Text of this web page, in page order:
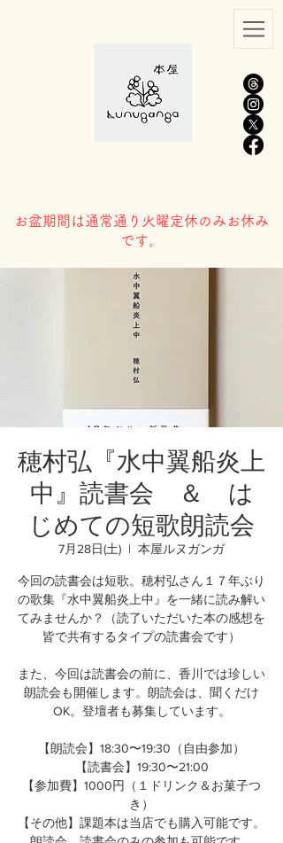
​お盆期間は通常通り火曜定休のみお休み
です。
穂村弘『水中翼船炎上
中』読書会 ＆ は
じめての短歌朗読会
7月28日(土)
  |
本屋ルヌガンガ
今回の読書会は短歌。穂村弘さん１７年ぶり
の歌集『水中翼船炎上中』を一緒に読み解い
てみませんか？（読了いただいた本の感想を
皆で共有するタイプの読書会です）
また、今回は読書会の前に、香川では珍しい
朗読会も開催します。朗読会は、聞くだけ
OK。登壇者も募集しています。
【朗読会】18:30〜19:30（自由参加）
【読書会】19:30〜21:00
【参加費】1000円（１ドリンク＆お菓子つ
き）
【その他】課題本は当店でも購入可能です。